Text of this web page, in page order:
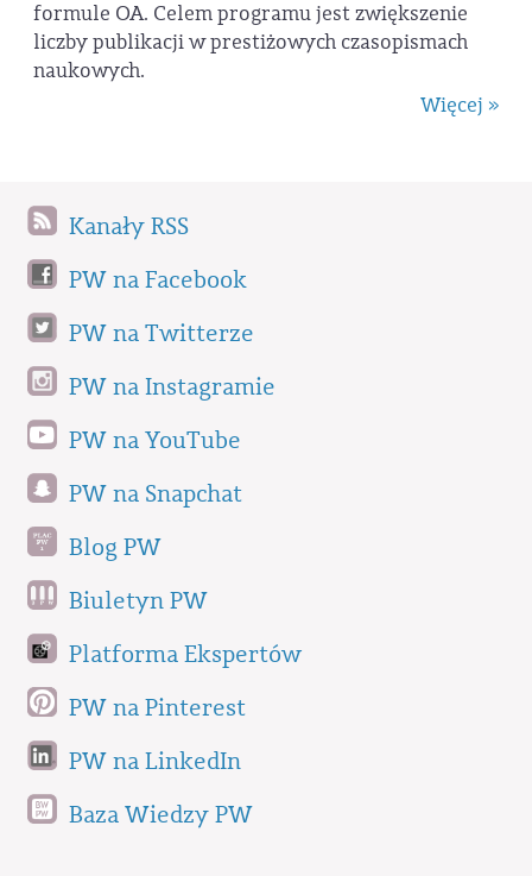
formule OA. Celem programu jest zwiększenie
liczby publikacji w prestiżowych czasopismach
naukowych.
Więcej »
Kanały RSS
PW na Facebook
PW na Twitterze
PW na Instagramie
PW na YouTube
PW na Snapchat
Blog PW
Biuletyn PW
Platforma Ekspertów
PW na Pinterest
PW na LinkedIn
Baza Wiedzy PW